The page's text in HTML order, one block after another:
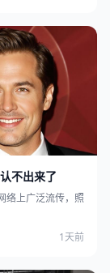
不出来了
络上广泛流传，照
1天前